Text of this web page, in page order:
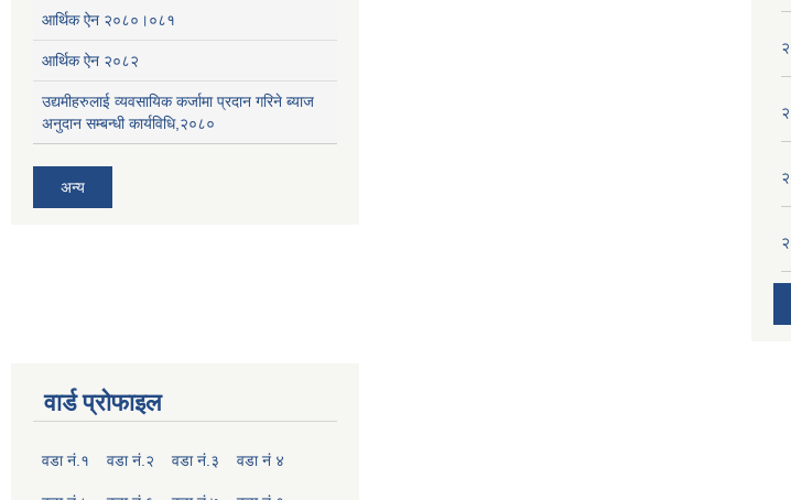
आर्थिक ऐन २०८०।०८१
आर्थिक ऐन २०८२
उद्यमीहरुलाई व्यवसायिक कर्जामा प्रदान गरिने ब्याज
अनुदान सम्बन्धी कार्यविधि,२०८०
अन्य
वार्ड प्रोफाइल
वडा नं.१ वडा नं.२ वडा नं.३ वडा नं ४